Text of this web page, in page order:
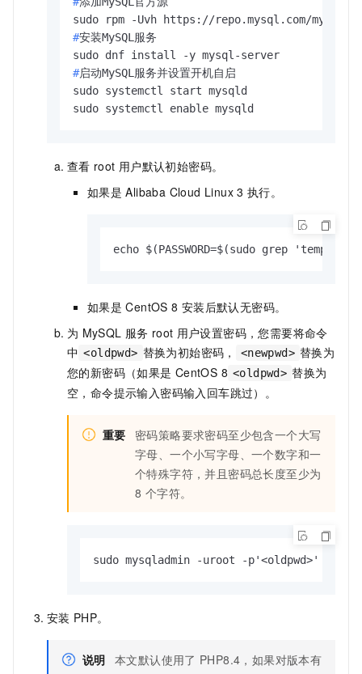
#安装MySQL服务
#启动MySQL服务并设置开机自启
sudo systemctl start mysqld
sudo systemctl enable mysqld
查看 root 用户默认初始密码。
如果是 Alibaba Cloud Linux 3 执行。
echo $(PASSWORD=$(sudo grep
如果是 CentOS 8 安装后默认无密码。
为 MySQL 服务 root 用户设置密码，您需要将命令
中 <oldpwd> 替换为初始密码， <newpwd> 替换为
您的新密码（如果是 CentOS 8 <oldpwd> 替换为
空，命令提示输入密码输入回车跳过）。
重要
密码策略要求密码至少包含一个大写
字母、一个小写字母、一个数字和一
个特殊字符，并且密码总长度至少为
8 个字符。
sudo mysqladmin -uroot -p'<oldpwd>'
安装 PHP。
说明 本文默认使用了 PHP8.4，如果对版本有